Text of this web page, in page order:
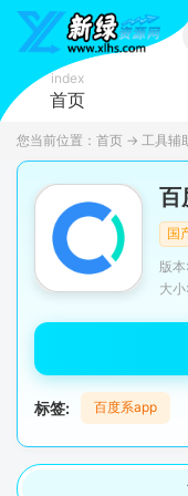
index
首页
您当前位置： 首页 → 工具辅
百
国
版
大
标签: 百度系app